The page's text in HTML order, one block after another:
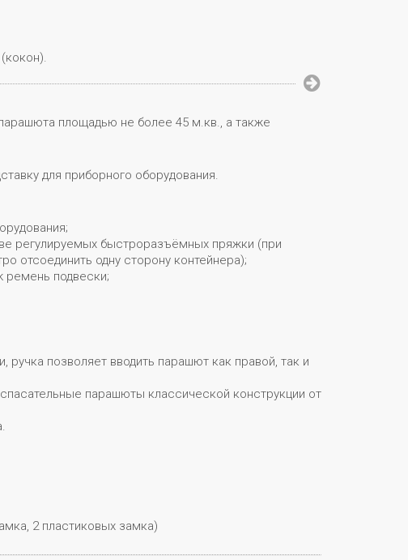
площадью не более 45 м.кв., а также
для приборного оборудования.
регулируемых быстроразъёмных пряжки (при
отсоединить одну сторону контейнера);
ремень подвески;
ручка позволяет вводить парашют как правой, так и
парашюты классической конструкции от
2 пластиковых замка)